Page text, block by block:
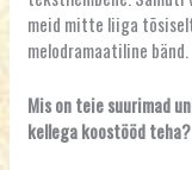
meid mitte liiga
melodramaatiline bänd.
Mis on teie suurimad
kellega koostööd teha?